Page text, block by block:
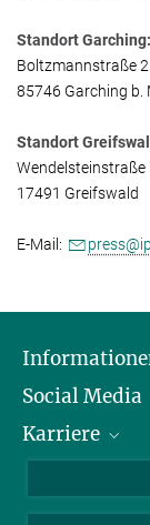
Standort Garching:
Boltzmannstraße 2
85746 Garching b.
Standort
Wendelsteinstraße
17491 Greifswald
E-Mail:
Journalisten
Schule
Social Media
LinkedIn
Karriere